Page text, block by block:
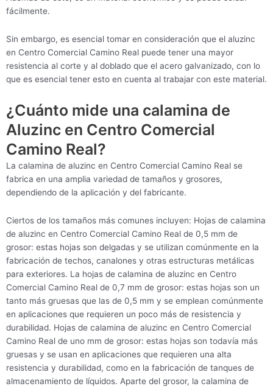
fácilmente.
Sin embargo, es esencial tomar en consideración que el aluzinc
en Centro Comercial Camino Real puede tener una mayor
resistencia al corte y al doblado que el acero galvanizado, con lo
que es esencial tener esto en cuenta al trabajar con este material.
¿Cuánto mide una calamina de
Aluzinc en Centro Comercial
Camino Real?
La calamina de aluzinc en Centro Comercial Camino Real se
fabrica en una amplia variedad de tamaños y grosores,
dependiendo de la aplicación y del fabricante.
Ciertos de los tamaños más comunes incluyen: Hojas de calamina
de aluzinc en Centro Comercial Camino Real de 0,5 mm de
grosor: estas hojas son delgadas y se utilizan comúnmente en la
fabricación de techos, canalones y otras estructuras metálicas
para exteriores. La hojas de calamina de aluzinc en Centro
Comercial Camino Real de 0,7 mm de grosor: estas hojas son un
tanto más gruesas que las de 0,5 mm y se emplean comúnmente
en aplicaciones que requieren un poco más de resistencia y
durabilidad. Hojas de calamina de aluzinc en Centro Comercial
Camino Real de uno mm de grosor: estas hojas son todavía más
gruesas y se usan en aplicaciones que requieren una alta
resistencia y durabilidad, como en la fabricación de tanques de
almacenamiento de líquidos. Aparte del grosor, la calamina de